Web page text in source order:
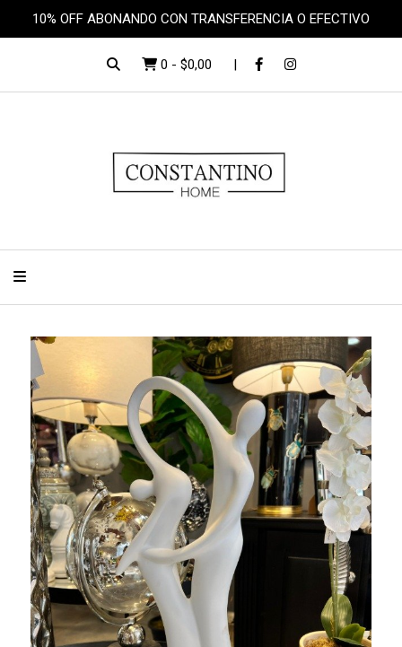
10% OFF ABONANDO CON TRANSFERENCIA O EFECTIVO
0 - $0,00